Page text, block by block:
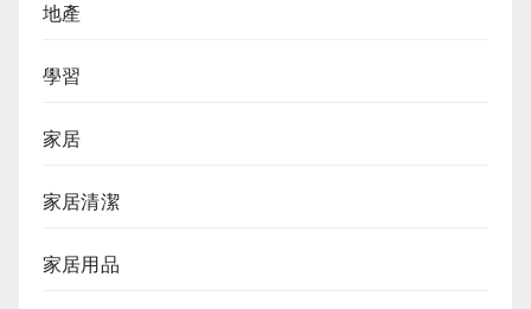
地產
學習
家居
家居清潔
家居用品